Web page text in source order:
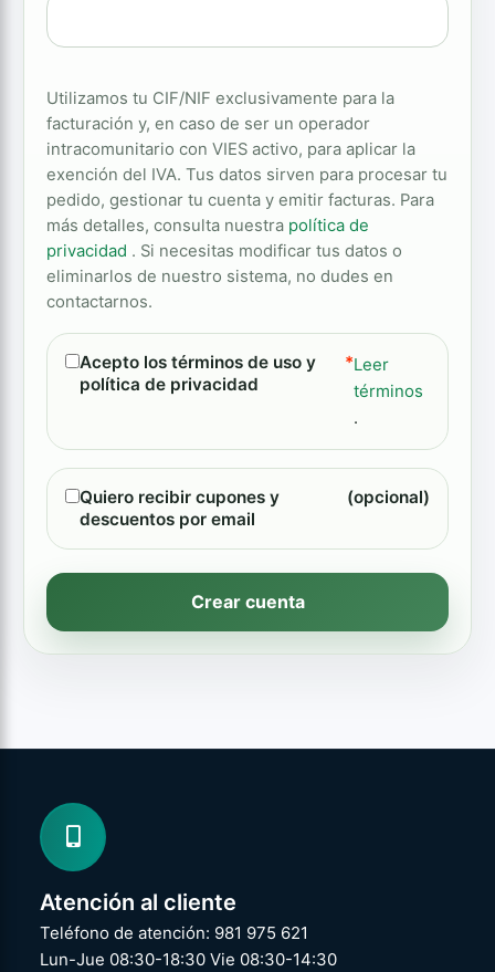
Utilizamos tu CIF/NIF exclusivamente para la
facturación y, en caso de ser un operador
intracomunitario con VIES activo, para aplicar la
exención del IVA. Tus datos sirven para procesar tu
pedido, gestionar tu cuenta y emitir facturas. Para
más detalles, consulta nuestra política de
privacidad . Si necesitas modificar tus datos o
eliminarlos de nuestro sistema, no dudes en
contactarnos.
Acepto los términos de uso y
política de privacidad
*Leer
términos
.
Quiero recibir cupones y
descuentos por email
(opcional)
Crear cuenta
Atención al cliente
Teléfono de atención: 981 975 621
Lun-Jue 08:30-18:30 Vie 08:30-14:30